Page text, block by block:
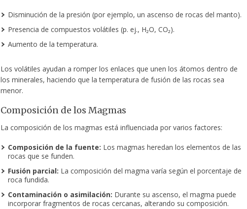
Disminución de la presión (por ejemplo, un ascenso de rocas del manto).
Presencia de compuestos volátiles (p. ej., H₂O, CO₂).
Aumento de la temperatura.
Los volátiles ayudan a romper los enlaces que unen los átomos dentro de
los minerales, haciendo que la temperatura de fusión de las rocas sea
menor.
Composición de los Magmas
La composición de los magmas está influenciada por varios factores:
Composición de la fuente: Los magmas heredan los elementos de las
rocas que se funden.
Fusión parcial: La composición del magma varía según el porcentaje de
roca fundida.
Contaminación o asimilación: Durante su ascenso, el magma puede
incorporar fragmentos de rocas cercanas, alterando su composición.